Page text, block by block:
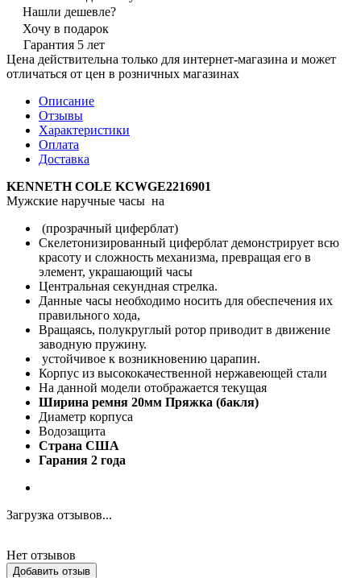
Нашли дешевле?
Хочу в подарок
Гарантия 5 лет
Цена действительна только для интернет-магазина и может
отличаться от цен в розничных магазинах
Описание
Отзывы
Характеристики
Оплата
Доставка
KENNETH COLE KCWGE2216901
Мужские наручные часы на
(прозрачный циферблат)
Скелетонизированный циферблат демонстрирует всю
красоту и сложность механизма, превращая его в
элемент, украшающий часы
Центральная секундная стрелка.
Данные часы необходимо носить для обеспечения их
правильного хода,
Вращаясь, полукруглый ротор приводит в движение
заводную пружину.
устойчивое к возникновению царапин.
Корпус из высококачественной нержавеющей стали
На данной модели отображается текущая
Ширина ремня 20мм Пряжка (бакля)
Диаметр корпуса
Водозащита
Страна США
Гарания 2 года
Загрузка отзывов...
Нет отзывов
Добавить отзыв